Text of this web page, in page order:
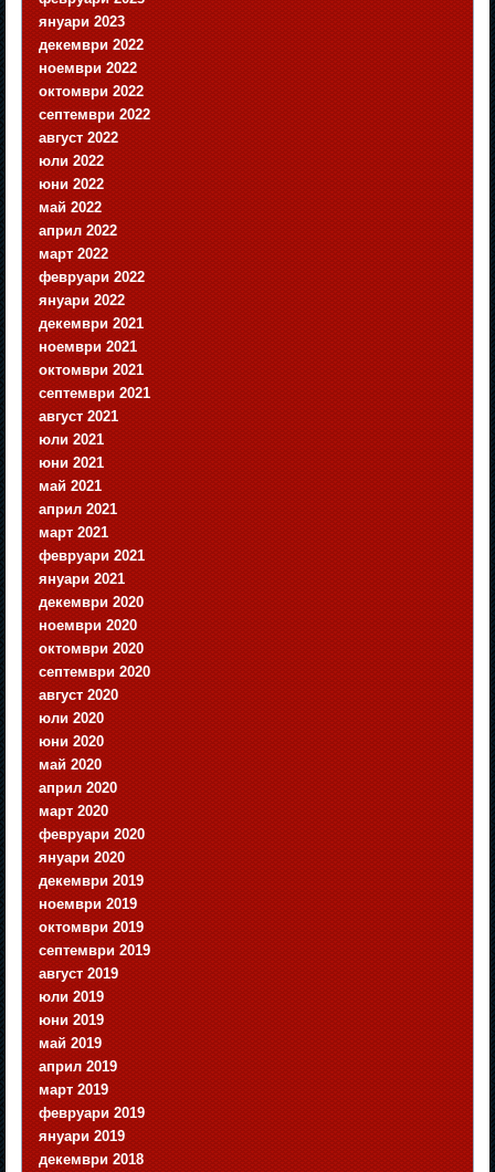
януари 2023
декември 2022
ноември 2022
октомври 2022
септември 2022
август 2022
юли 2022
юни 2022
май 2022
април 2022
март 2022
февруари 2022
януари 2022
декември 2021
ноември 2021
октомври 2021
септември 2021
август 2021
юли 2021
юни 2021
май 2021
април 2021
март 2021
февруари 2021
януари 2021
декември 2020
ноември 2020
октомври 2020
септември 2020
август 2020
юли 2020
юни 2020
май 2020
април 2020
март 2020
февруари 2020
януари 2020
декември 2019
ноември 2019
октомври 2019
септември 2019
август 2019
юли 2019
юни 2019
май 2019
април 2019
март 2019
февруари 2019
януари 2019
декември 2018